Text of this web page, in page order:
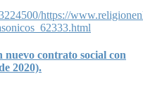
nuevo contrato social con
2020).